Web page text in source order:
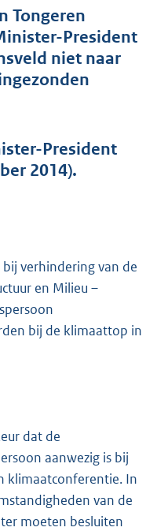
n
d
s
g
r
o
e
:
Tongeren
President
niet naar
President
2014).
verhindering van de
en Milieu –
bij de klimaattop in
dat de
aanwezig is bij
klimaatconferentie. In
van de
moeten besluiten